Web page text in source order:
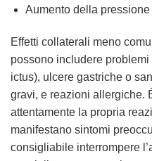
Aumento della
Effetti collaterali meno
possono includere
ictus), ulcere gastriche o
gravi, e reazioni allergiche.
attentamente la propria
manifestano sintomi
consigliabile interrompere